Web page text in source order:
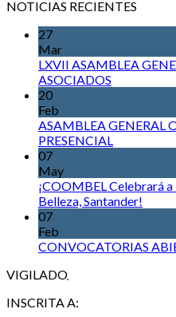
NOTICIAS RECIENTES
27
Mar
LXVII ASAMBLEA
ASOCIADOS
20
Feb
ASAMBLEA GENERAL
PRESENCIAL
07
May
¡COOMBEL Celebrará
Belleza, Santander!
07
Feb
CONVOCATORIAS
VIGILADO
INSCRITA A: